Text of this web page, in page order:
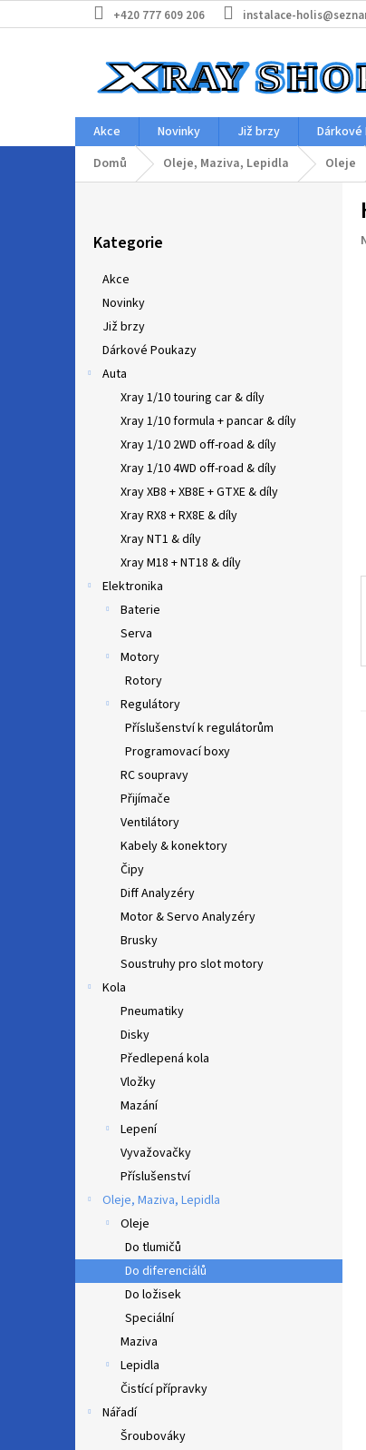
na
+420 777 609 206 instalace-
Akce Novinky Již brzy Dárkové
Domů
Oleje, Maziva, Lepidla Oleje
kategorie
Kategorie
Akce
Novinky
Již brzy
Dárkové Poukazy
Auta
Xray 1/10 touring car & díly
Xray 1/10 formula + pancar & díly
Xray 1/10 2WD off-road & díly
Xray 1/10 4WD off-road & díly
Xray XB8 + XB8E + GTXE & díly
Xray RX8 + RX8E & díly
Xray NT1 & díly
Xray M18 + NT18 & díly
Elektronika
Baterie
Serva
Motory
Rotory
Regulátory
Příslušenství k regulátorům
Programovací boxy
RC soupravy
Přijímače
Ventilátory
Kabely & konektory
Čipy
Diff Analyzéry
Motor & Servo Analyzéry
Brusky
Soustruhy pro slot motory
Kola
Pneumatiky
Disky
Předlepená kola
Vložky
Mazání
Lepení
Vyvažovačky
Příslušenství
Oleje, Maziva, Lepidla
Oleje
Do tlumičů
Do diferenciálů
Do ložisek
Speciální
Maziva
Lepidla
Čistící přípravky
Nářadí
Šroubováky